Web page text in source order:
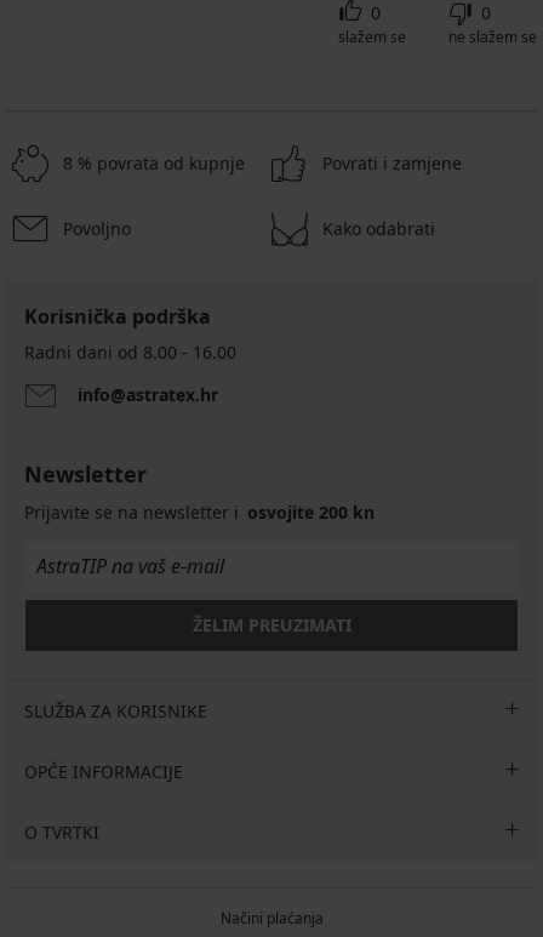
0
slažem se
0
ne slažem se
8 % povrata od kupnje Povrati i zamjene
Povoljno Kako odabrati
Korisnička podrška
Radni dani od 8.00 - 16.00
info@astratex.hr
Newsletter
Prijavite se na newsletter i osvojite 200 kn
ŽELIM PREUZIMATI
SLUŽBA ZA KORISNIKE
OPĆE INFORMACIJE
O TVRTKI
Načini plaćanja